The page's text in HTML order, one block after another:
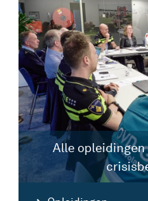
Alle opleidingen